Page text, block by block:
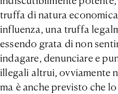
truffa di natura
influenza, una truffa
essendo grata di non
indagare, denunciare e
illegali altrui, ovviamente
ma è anche previsto che